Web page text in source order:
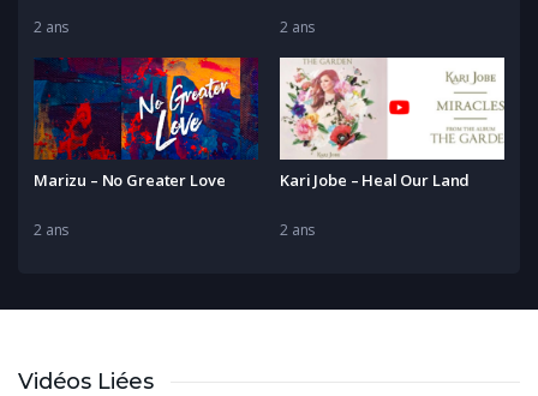
2 ans 2 ans
Marizu – No Greater Love
2 ans
Kari Jobe – Heal Our Land
2 ans
Vidéos Liées